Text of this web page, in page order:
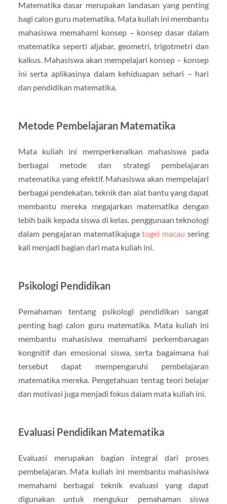
Matematika dasar merupakan landasan yang penting
bagi calon guru matematika. Mata kuliah ini membantu
mahasiswa memahami konsep – konsep dasar dalam
matematika seperti aljabar, geometri, trigotmetri dan
kalkus. Mahasiswa akan mempelajari konsep – konsep
ini serta aplikasinya dalam kehiduapan sehari – hari
dan pendidikan matematika.
Metode Pembelajaran Matematika
Mata kuliah ini memperkenalkan mahasiswa pada
berbagai metode dan strategi pembelajaran
matematika yang efektif. Mahasiswa akan mempelajari
berbagai pendekatan, teknik dan alat bantu yang dapat
membantu mereka megajarkan matematika dengan
lebih baik kepada siswa di kelas. penggunaan teknologi
dalam pengajaran matematikajugatogel macau sering
kali menjadi bagian dari mata kuliah ini.
Psikologi Pendidikan
Pemahaman tentang psikologi pendidikan sangat
penting bagi calon guru matematika. Mata kuliah ini
membantu mahasisiwa memahami perkembanagan
kongnitif dan emosional siswa, serta bagaimana hal
tersebut dapat mempengaruhi pembelajaran
matematika mereka. Pengetahuan tentag teori belajar
dan motivasi juga menjadi fokus dalam mata kuliah ini.
Evaluasi Pendidikan Matematika
Evaluasi merupakan bagian integral dari proses
pembelajaran. Mata kuliah ini membantu mahasisiwa
memahami berbagai teknik evaluasi yang dapat
digunakan untuk mengukur pemahaman siswa